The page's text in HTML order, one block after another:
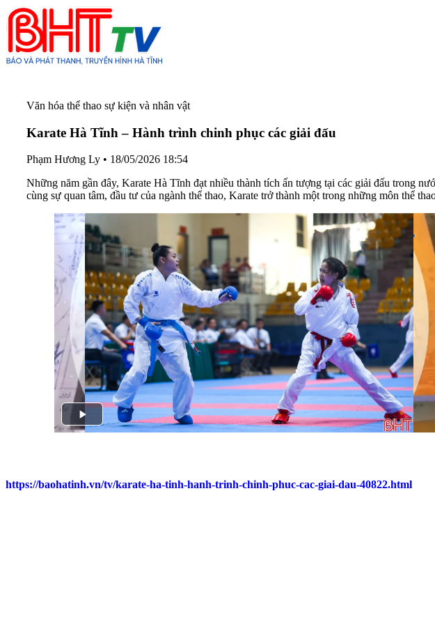
Văn hóa thể thao sự kiện và nhân vật
Karate Hà Tĩnh – Hành trình chinh phục các giải đấu
Phạm Hương Ly • 18/05/2026 18:54
Những năm gần đây, Karate Hà Tĩnh đạt nhiều thành tích ấn tượng tại các giải đấu trong
cùng sự quan tâm, đầu tư của ngành thể thao, Karate trở thành một trong những môn thể
https://baohatinh.vn/tv/karate-ha-tinh-hanh-trinh-chinh-phuc-cac-giai-dau-40822.html